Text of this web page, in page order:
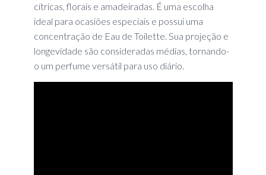
cítricas, florais e amadeiradas. É uma escolha
ideal para ocasiões especiais e possui uma
concentração de Eau de Toilette. Sua projeção e
longevidade são consideradas médias, tornando-
o um perfume versátil para uso diário.